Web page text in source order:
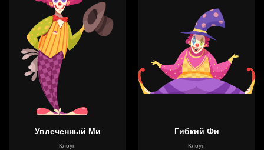
Увлеченный Ми
Клоун
Гибкий Фи
Клоун